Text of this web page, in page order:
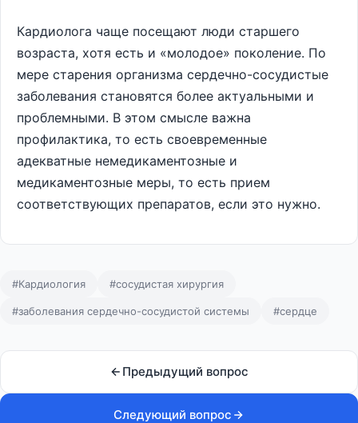
Кардиолога чаще посещают люди старшего
возраста, хотя есть и «молодое» поколение. По
мере старения организма сердечно-сосудистые
заболевания становятся более актуальными и
проблемными. В этом смысле важна
профилактика, то есть своевременные
адекватные немедикаментозные и
медикаментозные меры, то есть прием
соответствующих препаратов, если это нужно.
#Кардиология #сосудистая хирургия
#заболевания сердечно-сосудистой системы #сердце
Предыдущий вопрос
Следующий вопрос